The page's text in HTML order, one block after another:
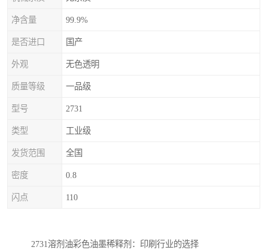
净含量 99.9%
是否进口 国产
外观 无色透明
质量等级 一品级
型号 2731
类型 工业级
发货范围 全国
密度 0.8
闪点 110
2731溶剂油彩色油墨稀释剂：印刷行业的选择